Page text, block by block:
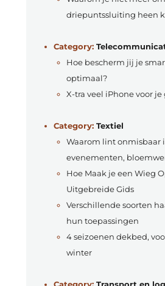
driepuntssluiting heen
Category:
Hoe bescherm jij je
optimaal?
X-tra veel iPhone voor je
Category:Textiel
Waarom lint onmisbaar
evenementen,
Hoe Maak je een Wieg
Uitgebreide Gids
Verschillende soorten
hun toepassingen
4 seizoenen dekbed,
winter
Category:Transport en